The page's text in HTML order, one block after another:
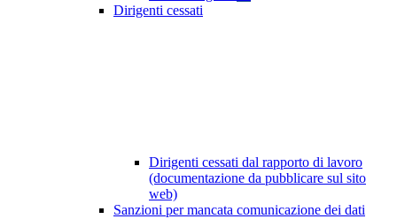
Dirigenti cessati
Dirigenti cessati dal rapporto di lavoro
(documentazione da pubblicare sul sito
web)
Sanzioni per mancata comunicazione dei dati